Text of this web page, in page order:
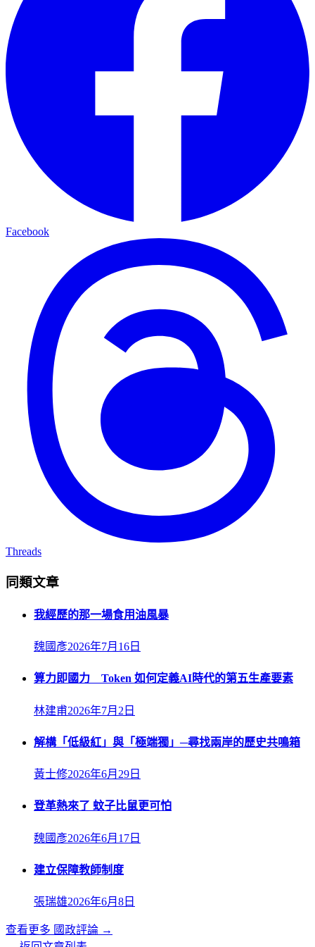
Facebook
Threads
同類文章
我經歷的那一場食用油風暴
魏國彥2026年7月16日
算力即國力 Token 如何定義AI時代的第五生產要素
林建甫2026年7月2日
解構「低級紅」與「極端獨」─尋找兩岸的歷史共鳴箱
黃士修2026年6月29日
登革熱來了 蚊子比鼠更可怕
魏國彥2026年6月17日
建立保障教師制度
張瑞雄2026年6月8日
查看更多 國政評論 →